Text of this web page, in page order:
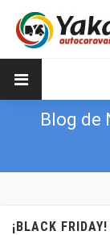
Blog de
¡BLACK